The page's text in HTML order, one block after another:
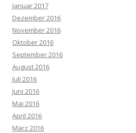
Januar 2017
Dezember 2016
November 2016
Oktober 2016
September 2016
August 2016
Juli 2016
Juni 2016
Mai 2016
April 2016
März 2016